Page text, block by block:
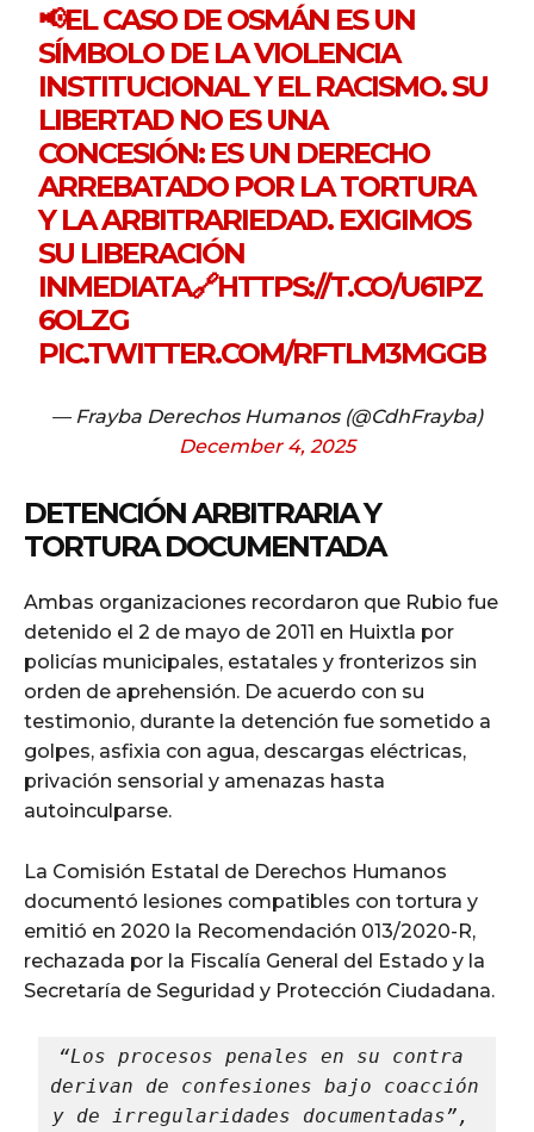
📢EL CASO DE OSMÁN ES UN
SÍMBOLO DE LA VIOLENCIA
INSTITUCIONAL Y EL RACISMO. SU
LIBERTAD NO ES UNA
CONCESIÓN: ES UN DERECHO
ARREBATADO POR LA TORTURA
Y LA ARBITRARIEDAD. EXIGIMOS
SU LIBERACIÓN
INMEDIATA🔗HTTPS://T.CO/U61PZ
6OLZG
PIC.TWITTER.COM/RFTLM3MGGB
— Frayba Derechos Humanos (@CdhFrayba)
December 4, 2025
DETENCIÓN ARBITRARIA Y
TORTURA DOCUMENTADA
Ambas organizaciones recordaron que Rubio fue
detenido el 2 de mayo de 2011 en Huixtla por
policías municipales, estatales y fronterizos sin
orden de aprehensión. De acuerdo con su
testimonio, durante la detención fue sometido a
golpes, asfixia con agua, descargas eléctricas,
privación sensorial y amenazas hasta
autoinculparse.
La Comisión Estatal de Derechos Humanos
documentó lesiones compatibles con tortura y
emitió en 2020 la Recomendación 013/2020-R,
rechazada por la Fiscalía General del Estado y la
Secretaría de Seguridad y Protección Ciudadana.
“Los procesos penales en su contra
derivan de confesiones bajo coacción
y de irregularidades documentadas”,